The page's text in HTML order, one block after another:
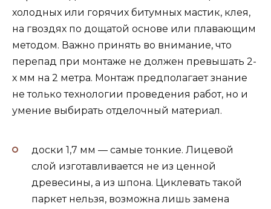
холодных или горячих битумных мастик, клея,
на гвоздях по дощатой основе или плавающим
методом. Важно принять во внимание, что
перепад при монтаже не должен превышать 2-
х мм на 2 метра. Монтаж предполагает знание
не только технологии проведения работ, но и
умение выбирать отделочный материал.
доски 1,7 мм — самые тонкие. Лицевой
слой изготавливается не из ценной
древесины, а из шпона. Циклевать такой
паркет нельзя, возможна лишь замена